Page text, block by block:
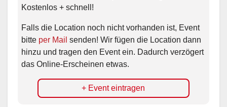
Kostenlos + schnell!
Falls die Location noch nicht vorhanden ist, Event
bitte per Mail senden! Wir fügen die Location dann
hinzu und tragen den Event ein. Dadurch verzögert
das Online-Erscheinen etwas.
+ Event eintragen